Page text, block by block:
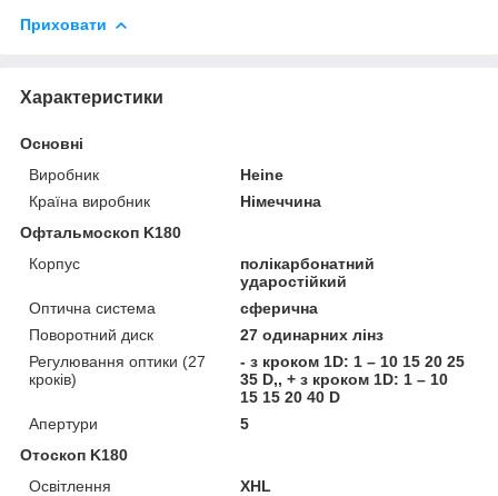
Приховати
Характеристики
Основні
Виробник
Heine
Країна виробник
Німеччина
Офтальмоскоп K180
Корпус
полікарбонатний
ударостійкий
Оптична система
сферична
Поворотний диск
27 одинарних лінз
Регулювання оптики (27
кроків)
- з кроком 1D: 1 – 10 15 20 25
35 D,, + з кроком 1D: 1 – 10
15 15 20 40 D
Апертури
5
Отоскоп K180
Освітлення
XHL